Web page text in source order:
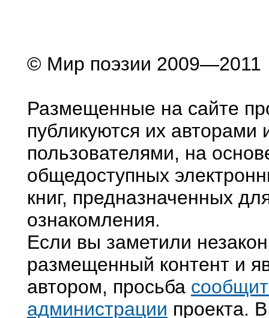
© Мир поэзии 2009—2011
Размещенные на сайте
публикуются их авторами
пользователями, на
общедоступных
книг, предназначенных
ознакомления.
Если вы заметили
размещенный контент и
автором, просьба
администрации проекта.